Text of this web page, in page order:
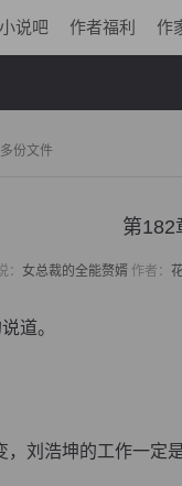
说吧 作者福利 作
份文件
第182
： 女总裁的全能赘婿作者：
道。
浩坤的工作一定